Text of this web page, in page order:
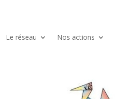
Le réseau Nos actions